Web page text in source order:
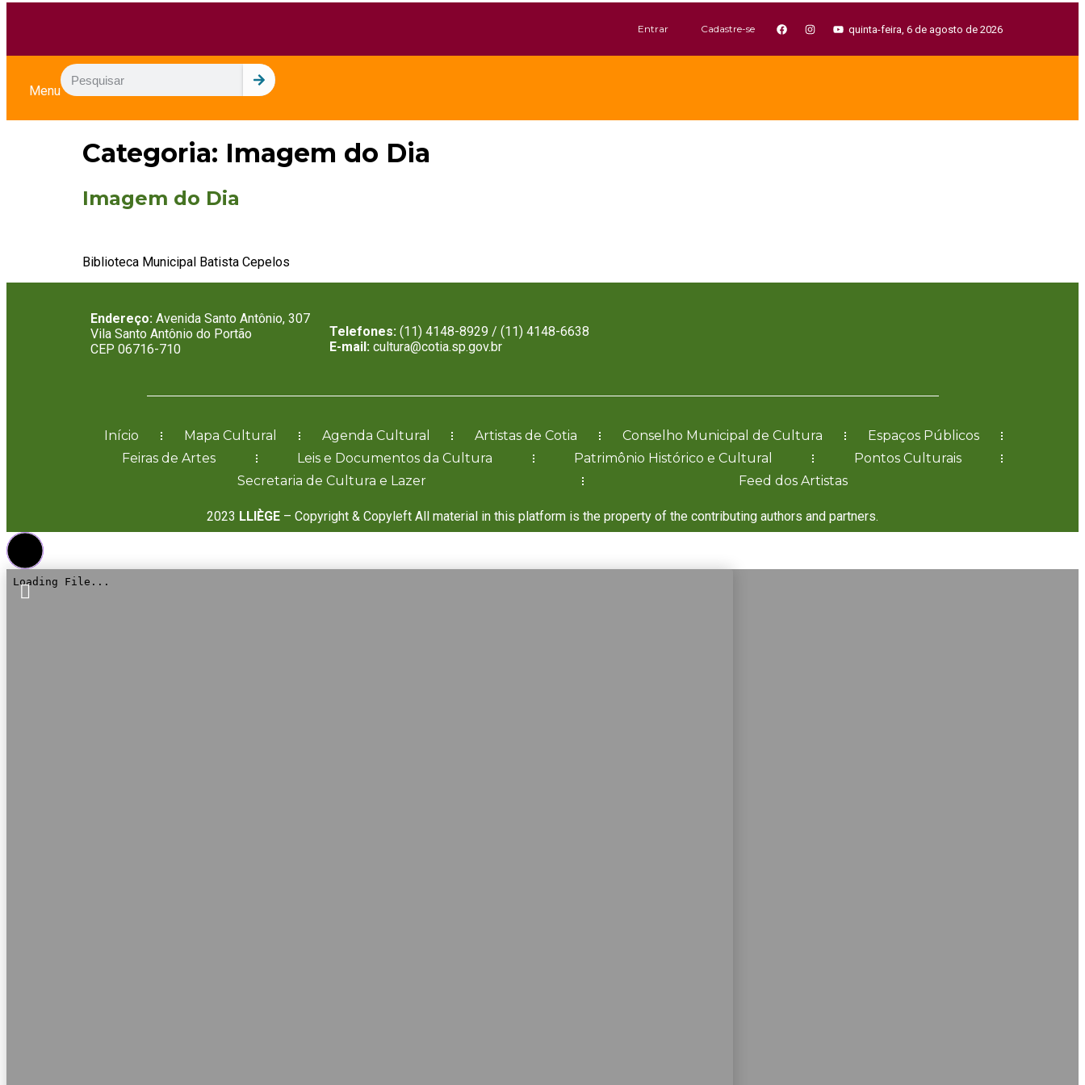
Entrar Cadastre-se quinta-feira, 6 de agosto de 2026
Menu
Categoria: Imagem do Dia
Imagem do Dia
Biblioteca Municipal Batista Cepelos
Endereço: Avenida Santo Antônio, 307
Vila Santo Antônio do Portão
CEP 06716-710
Telefones: (11) 4148-8929 / (11) 4148-6638
E-mail: cultura@cotia.sp.gov.br
Início Mapa Cultural Agenda Cultural Artistas de Cotia Conselho Municipal de Cultura
Espaços Públicos
Feiras de Artes
Leis e Documentos da Cultura Patrimônio Histórico e Cultural
Pontos Culturais
Secretaria de Cultura e Lazer
Feed dos Artistas
2023 LLIÈGE – Copyright & Copyleft All material in this platform is the property of the contributing authors and partners.